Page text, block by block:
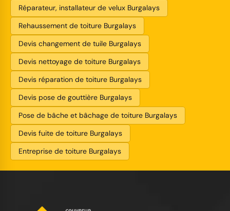
Réparateur, installateur de velux Burgalays
Rehaussement de toiture Burgalays
Devis changement de tuile Burgalays
Devis nettoyage de toiture Burgalays
Devis réparation de toiture Burgalays
Devis pose de gouttière Burgalays
Pose de bâche et bâchage de toiture Burgalays
Devis fuite de toiture Burgalays
Entreprise de toiture Burgalays